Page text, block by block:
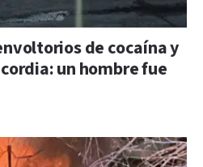
de cocaína y
un hombre fue